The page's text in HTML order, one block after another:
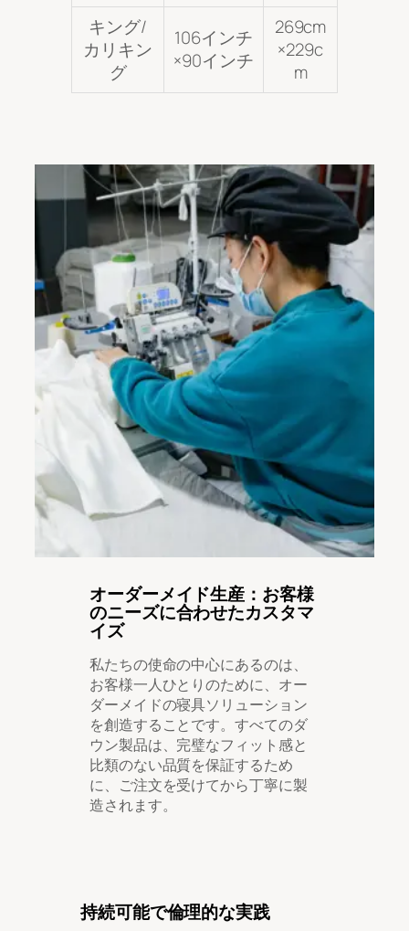
キング/
カリキン
グ
106インチ
×90インチ
269cm
×229c
m
オーダーメイド生産：お客様
のニーズに合わせたカスタマ
イズ
私たちの使命の中心にあるのは、
お客様一人ひとりのために、オー
ダーメイドの寝具ソリューション
を創造することです。すべてのダ
ウン製品は、完璧なフィット感と
比類のない品質を保証するため
に、ご注文を受けてから丁寧に製
造されます。
持続可能で倫理的な実践